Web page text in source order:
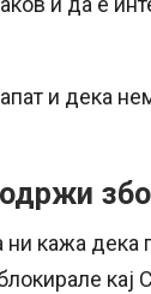
и дека
ни кажа